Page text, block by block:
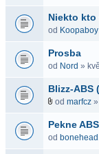
Niekto kto
od Koopaboy
Prosba
od Nord »
Blizz-ABS
od marfcz
Pekne
od